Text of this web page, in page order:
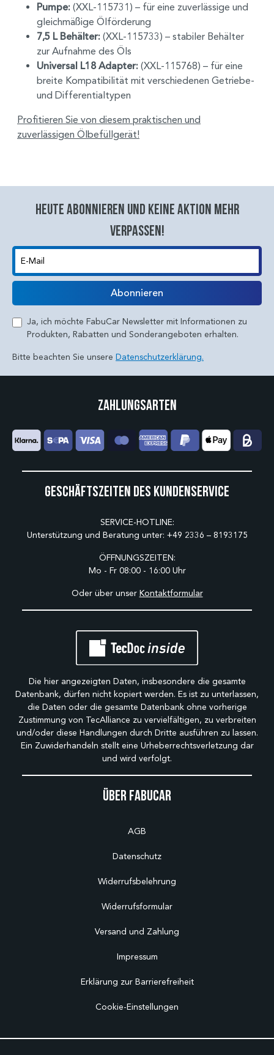
Pumpe: (XXL-115731) – für eine zuverlässige und
gleichmäßige Ölförderung
7,5 L Behälter: (XXL-115733) – stabiler Behälter
zur Aufnahme des Öls
Universal L18 Adapter: (XXL-115768) – für eine
breite Kompatibilität mit verschiedenen Getriebe-
und Differentialtypen
Profitieren Sie von diesem praktischen und
zuverlässigen Ölbefüllgerät!
Heute abonnieren und keine aktion mehr
verpassen!
E-Mail
Abonnieren
Ja, ich möchte FabuCar Newsletter mit Informationen zu
Produkten, Rabatten und Sonderangeboten erhalten.
Bitte beachten Sie unsere Datenschutzerklärung.
Über Fabucar
AGB
Datenschutz
Widerrufsbelehrung
Widerrufsformular
Versand und Zahlung
Impressum
Erklärung zur Barrierefreiheit
Cookie-Einstellungen
Geschäftszeiten des Kundenservice
SERVICE-HOTLINE:
Unterstützung und Beratung unter: +49 2336 – 8193175
ÖFFNUNGSZEITEN:
Mo - Fr 08:00 - 16:00 Uhr
Oder über unser Kontaktformular
Zahlungsarten
Die hier angezeigten Daten, insbesondere die gesamte
Datenbank, dürfen nicht kopiert werden. Es ist zu unterlassen,
die Daten oder die gesamte Datenbank ohne vorherige
Zustimmung von TecAlliance zu vervielfältigen, zu verbreiten
und/oder diese Handlungen durch Dritte ausführen zu lassen.
Ein Zuwiderhandeln stellt eine Urheberrechtsverletzung dar
und wird verfolgt.